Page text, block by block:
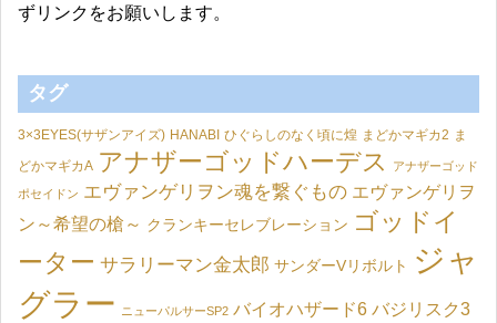
ずリンクをお願いします。
タグ
3×3EYES(サザンアイズ) HANABI ひぐらしのなく頃に煌 まどかマギカ2 ま
どかマギカA アナザーゴッドハーデス アナザーゴッド
ポセイドン エヴァンゲリヲン魂を繋ぐもの エヴァンゲリヲ
ン～希望の槍～ クランキーセレブレーション ゴッドイ
ーター サラリーマン金太郎 サンダーVリボルト
ジャ
グラー
ニューパルサーSP2 バイオハザード6 バジリスク3